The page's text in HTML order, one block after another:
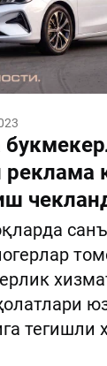
реклама
тегишли